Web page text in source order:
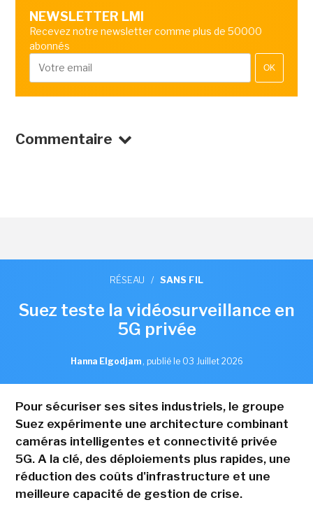
NEWSLETTER LMI
Recevez notre newsletter comme plus de 50000
abonnés
OK
Commentaire
RÉSEAU / SANS FIL
Suez teste la vidéosurveillance en
5G privée
Hanna Elgodjam , publié le 03 Juillet 2026
Pour sécuriser ses sites industriels, le groupe
Suez expérimente une architecture combinant
caméras intelligentes et connectivité privée
5G. A la clé, des déploiements plus rapides, une
réduction des coûts d'infrastructure et une
meilleure capacité de gestion de crise.